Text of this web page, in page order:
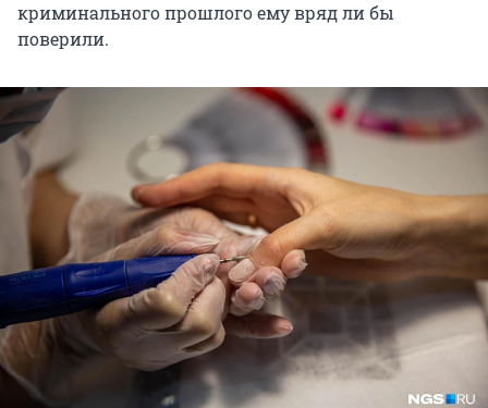
криминального прошлого ему вряд ли бы
поверили.